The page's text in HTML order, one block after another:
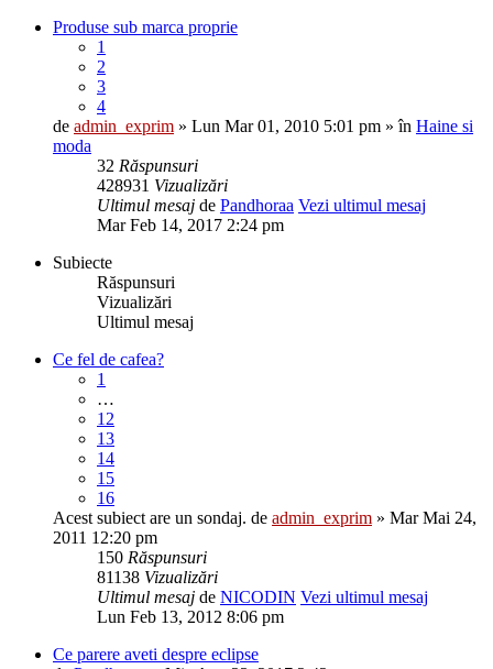
Produse sub marca proprie
1
2
3
4
de admin_exprim » Lun Mar 01, 2010 5:01 pm » în Haine si
moda
32 Răspunsuri
428931 Vizualizări
Ultimul mesaj de Pandhoraa Vezi ultimul mesaj
Mar Feb 14, 2017 2:24 pm
Subiecte
Răspunsuri
Vizualizări
Ultimul mesaj
Ce fel de cafea?
1
…
12
13
14
15
16
Acest subiect are un sondaj. de admin_exprim » Mar Mai 24,
2011 12:20 pm
150 Răspunsuri
81138 Vizualizări
Ultimul mesaj de NICODIN Vezi ultimul mesaj
Lun Feb 13, 2012 8:06 pm
Ce parere aveti despre eclipse